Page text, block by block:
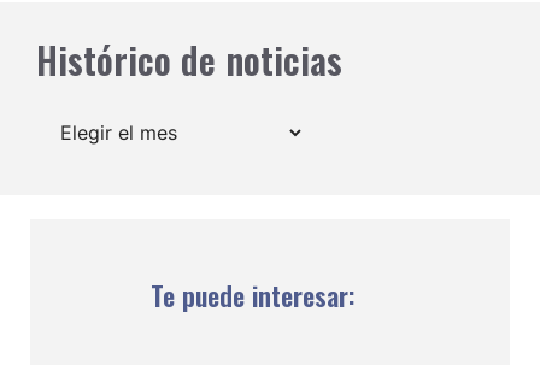
Histórico de noticias
Archivos
Te puede interesar: